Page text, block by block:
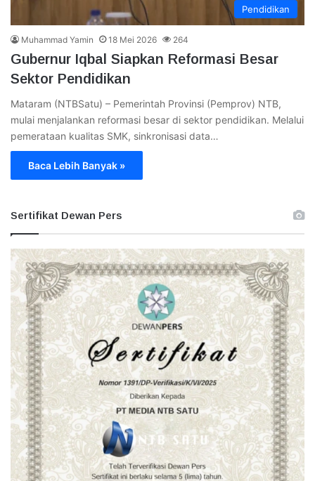
Pendidikan
Muhammad Yamin 18 Mei 2026 264
Gubernur Iqbal Siapkan Reformasi Besar
Sektor Pendidikan
Mataram (NTBSatu) – Pemerintah Provinsi (Pemprov) NTB,
mulai menjalankan reformasi besar di sektor pendidikan. Melalui
pemerataan kualitas SMK, sinkronisasi data…
Baca Lebih Banyak »
Sertifikat Dewan Pers